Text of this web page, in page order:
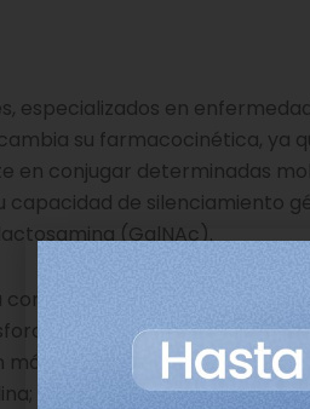
especializados en
su farmacocinética, ya
en conjugar determinadas
capacidad de silenciamiento
(GalNAc).
por otros grupos
(PS) incrementaba
fuertemente con
mientras que en el caso de